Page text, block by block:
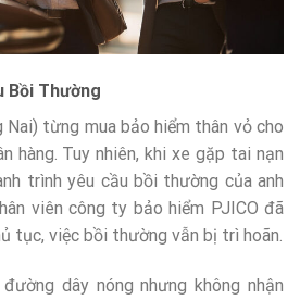
Bồi Thường
Nai) từng mua bảo hiểm thân vỏ cho
hàng. Tuy nhiên, khi xe gặp tai nạn
trình yêu cầu bồi thường của anh
viên công ty bảo hiểm PJICO đã
tục, việc bồi thường vẫn bị trì hoãn.
dây nóng nhưng không nhận